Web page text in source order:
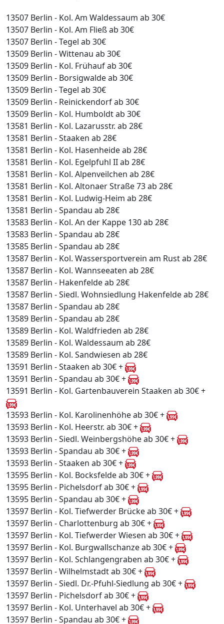
13507 Berlin - Kol. Am Waldessaum ab 30€
13507 Berlin - Kol. Am Fließ ab 30€
13507 Berlin - Tegel ab 30€
13509 Berlin - Wittenau ab 30€
13509 Berlin - Kol. Frühauf ab 30€
13509 Berlin - Borsigwalde ab 30€
13509 Berlin - Tegel ab 30€
13509 Berlin - Reinickendorf ab 30€
13509 Berlin - Kol. Humboldt ab 30€
13581 Berlin - Kol. Lazarusstr. ab 28€
13581 Berlin - Staaken ab 28€
13581 Berlin - Kol. Hasenheide ab 28€
13581 Berlin - Kol. Egelpfuhl II ab 28€
13581 Berlin - Kol. Alpenveilchen ab 28€
13581 Berlin - Kol. Altonaer Straße 73 ab 28€
13581 Berlin - Kol. Ludwig-Heim ab 28€
13581 Berlin - Spandau ab 28€
13583 Berlin - Kol. An der Kappe 130 ab 28€
13583 Berlin - Spandau ab 28€
13585 Berlin - Spandau ab 28€
13587 Berlin - Kol. Wassersportverein am Rust ab 28€
13587 Berlin - Kol. Wannseeaten ab 28€
13587 Berlin - Hakenfelde ab 28€
13587 Berlin - Siedl. Wohnsiedlung Hakenfelde ab 28€
13587 Berlin - Spandau ab 28€
13589 Berlin - Spandau ab 28€
13589 Berlin - Kol. Waldfrieden ab 28€
13589 Berlin - Kol. Waldessaum ab 28€
13589 Berlin - Kol. Sandwiesen ab 28€
13591 Berlin - Staaken ab 30€ +
13591 Berlin - Spandau ab 30€ +
13591 Berlin - Kol. Gartenbauverein Staaken ab 30€ +
13593 Berlin - Kol. Karolinenhöhe ab 30€ +
13593 Berlin - Kol. Heerstr. ab 30€ +
13593 Berlin - Siedl. Weinbergshöhe ab 30€ +
13593 Berlin - Spandau ab 30€ +
13593 Berlin - Staaken ab 30€ +
13595 Berlin - Kol. Bocksfelde ab 30€ +
13595 Berlin - Pichelsdorf ab 30€ +
13595 Berlin - Spandau ab 30€ +
13597 Berlin - Kol. Tiefwerder Brücke ab 30€ +
13597 Berlin - Charlottenburg ab 30€ +
13597 Berlin - Kol. Tiefwerder Wiesen ab 30€ +
13597 Berlin - Kol. Burgwallschanze ab 30€ +
13597 Berlin - Kol. Schlangengraben ab 30€ +
13597 Berlin - Wilhelmstadt ab 30€ +
13597 Berlin - Siedl. Dr.-Pfuhl-Siedlung ab 30€ +
13597 Berlin - Pichelsdorf ab 30€ +
13597 Berlin - Kol. Unterhavel ab 30€ +
13597 Berlin - Spandau ab 30€ +